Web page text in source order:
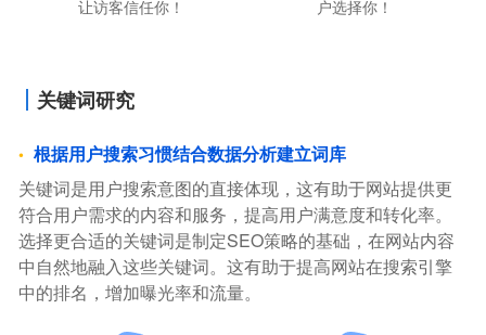
让访客信任你！
户选择你！
关键词研究
根据用户搜索习惯结合数据分析建立词库
关键词是用户搜索意图的直接体现，这有助于网站提供更
符合用户需求的内容和服务，提高用户满意度和转化率。
选择更合适的关键词是制定SEO策略的基础，在网站内容
中自然地融入这些关键词。这有助于提高网站在搜索引擎
中的排名，增加曝光率和流量。